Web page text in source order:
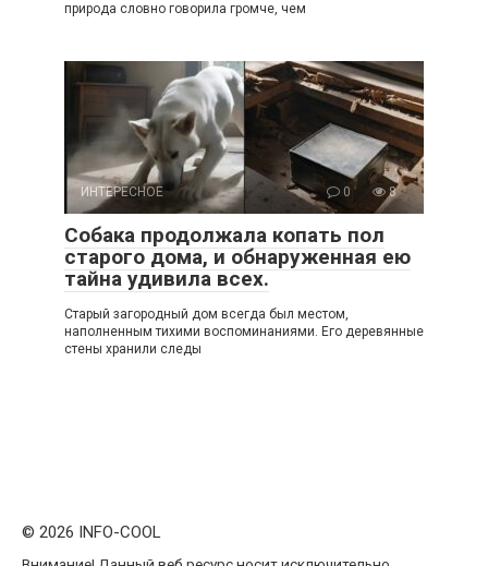
природа словно говорила громче, чем
ИНТЕРЕСНОЕ 0 8
Собака продолжала копать пол
старого дома, и обнаруженная ею
тайна удивила всех.
Старый загородный дом всегда был местом,
наполненным тихими воспоминаниями. Его деревянные
стены хранили следы
© 2026 INFO-COOL